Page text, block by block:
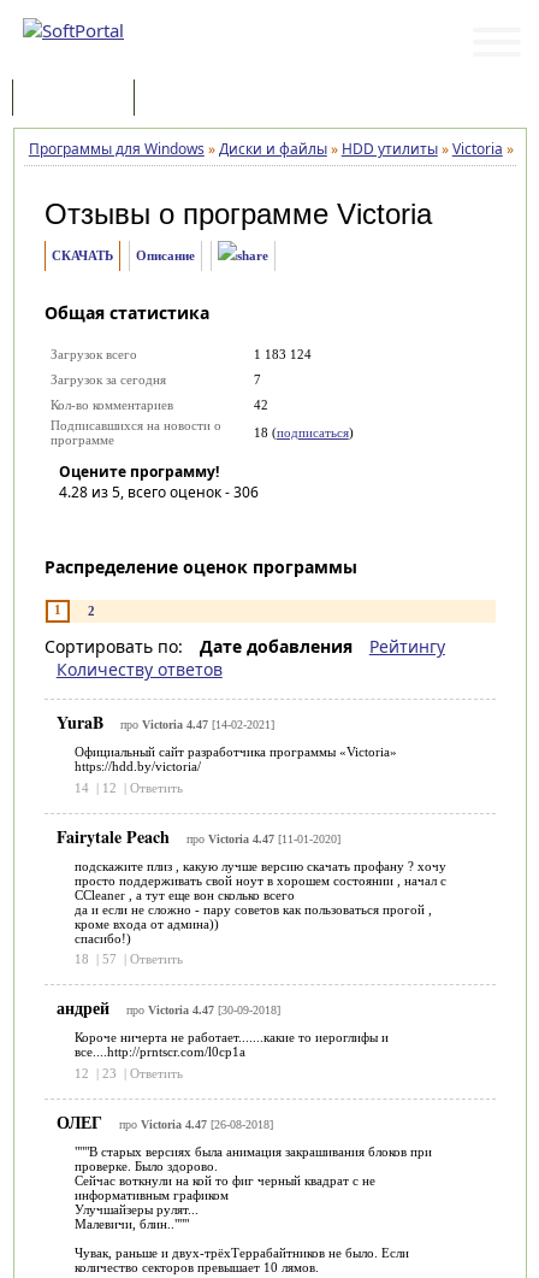
Программы для Windows »Диски и файлы» HDD утилиты»Victoria »
Отзывы о программе Victoria
СКАЧАТЬ Описание
Общая статистика
Загрузок всего
1 183 124
Загрузок за сегодня
7
Кол-во комментариев
42
Подписавшихся на новости о
программе
18 (подписаться)
Оцените программу!
4.28из 5, всего оценок -306
Распределение оценок программы
1 2
Сортировать по: Дате добавления
Рейтингу
Количеству ответов
YuraB про Victoria 4.47[14-02-2021]
Официальный сайт разработчика программы «Victoria»
https://hdd.by/victoria/
14 | 12 | Ответить
Fairytale Peach про Victoria 4.47[11-01-2020]
подскажите плиз , какую лучше версию скачать профану ? хочу
просто поддерживать свой ноут в хорошем состоянии , начал с
ССleaner , а тут еще вон сколько всего
да и если не сложно - пару советов как пользоваться прогой ,
кроме входа от админа))
спасибо!)
18
| 57 | Ответить
андрей про Victoria 4.47[30-09-2018]
Короче ничерта не работает.......какие то иероглифы и
все....http://prntscr.com/l0cp1a
12
| 23 | Ответить
ОЛЕГ про Victoria 4.47[26-08-2018]
"""В старых версиях была анимация закрашивания блоков при
проверке. Было здорово.
Сейчас воткнули на кой то фиг черный квадрат с не
информативным графиком
Улучшайзеры рулят...
Малевичи, блин.."""
Чувак, раньше и двух-трёхТеррабайтников не было. Если
количество секторов превышает 10 лямов.